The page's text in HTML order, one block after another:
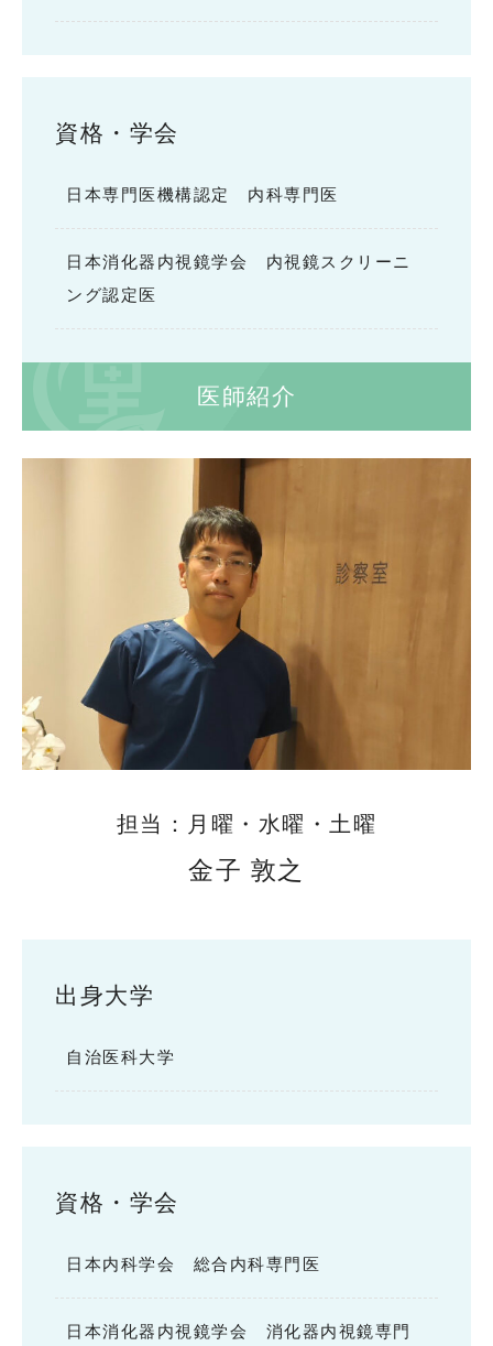
資格・学会
日本専門医機構認定 内科専門医
日本消化器内視鏡学会 内視鏡スクリーニ
ング認定医
医師紹介
担当：月曜・水曜・土曜
金子 敦之
出身大学
自治医科大学
資格・学会
日本内科学会 総合内科専門医
日本消化器内視鏡学会 消化器内視鏡専門